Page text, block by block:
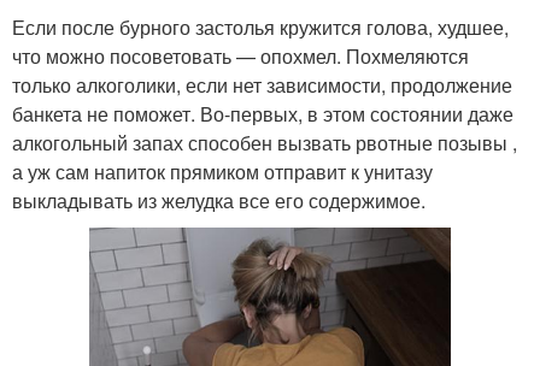
Если после бурного застолья кружится голова, худшее,
что можно посоветовать — опохмел. Похмеляются
только алкоголики, если нет зависимости, продолжение
банкета не поможет. Во-первых, в этом состоянии даже
алкогольный запах способен вызвать рвотные позывы ,
а уж сам напиток прямиком отправит к унитазу
выкладывать из желудка все его содержимое.